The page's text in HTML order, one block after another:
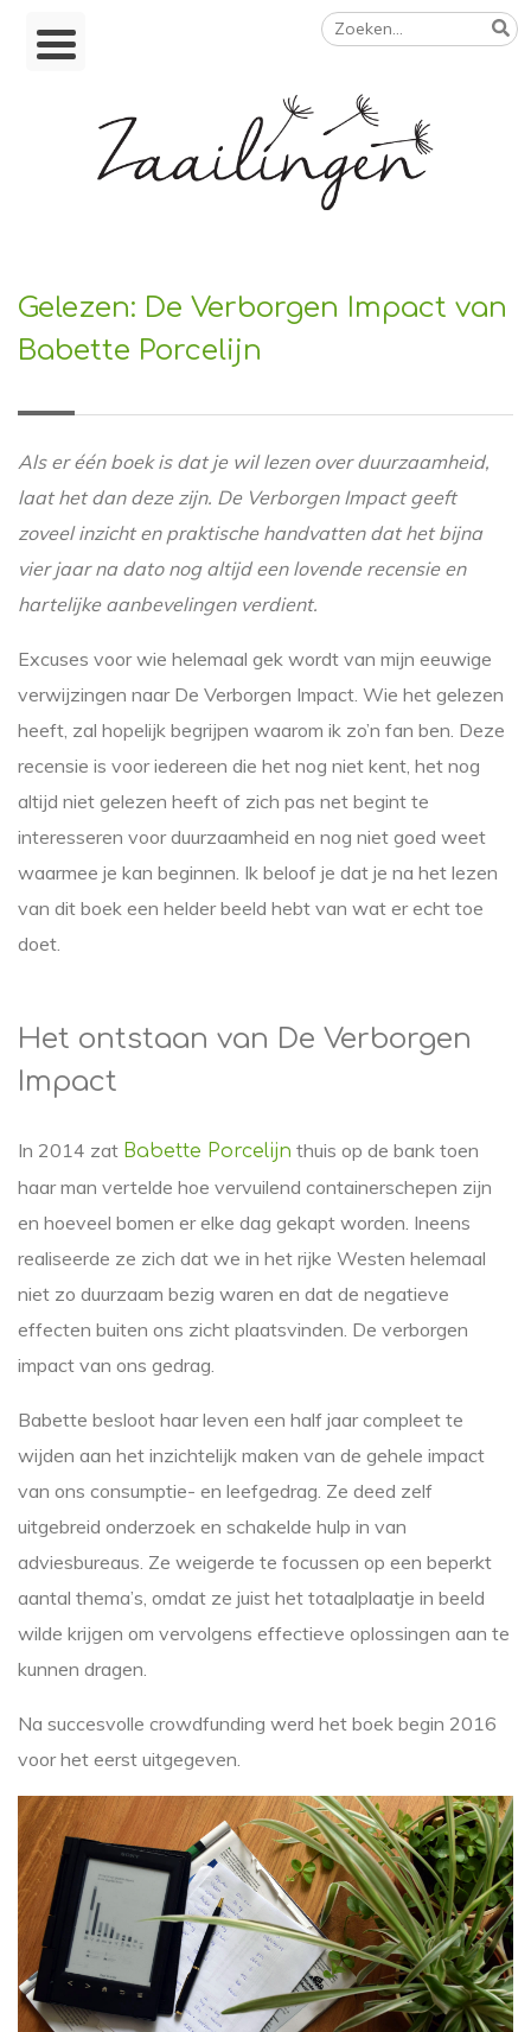
Skip
Zoeken
naar:
Gelezen: De Verborgen Impact van
Babette Porcelijn
Als er één boek is dat je wil lezen over duurzaamheid,
laat het dan deze zijn. De Verborgen Impact geeft
zoveel inzicht en praktische handvatten dat het bijna
vier jaar na dato nog altijd een lovende recensie en
hartelijke aanbevelingen verdient.
Excuses voor wie helemaal gek wordt van mijn eeuwige
verwijzingen naar De Verborgen Impact. Wie het gelezen
heeft, zal hopelijk begrijpen waarom ik zo’n fan ben. Deze
recensie is voor iedereen die het nog niet kent, het nog
altijd niet gelezen heeft of zich pas net begint te
interesseren voor duurzaamheid en nog niet goed weet
waarmee je kan beginnen. Ik beloof je dat je na het lezen
van dit boek een helder beeld hebt van wat er echt toe
doet.
Het ontstaan van De Verborgen
Impact
In 2014 zat Babette Porcelijn thuis op de bank toen
haar man vertelde hoe vervuilend containerschepen zijn
en hoeveel bomen er elke dag gekapt worden. Ineens
realiseerde ze zich dat we in het rijke Westen helemaal
niet zo duurzaam bezig waren en dat de negatieve
effecten buiten ons zicht plaatsvinden. De verborgen
impact van ons gedrag.
Babette besloot haar leven een half jaar compleet te
wijden aan het inzichtelijk maken van de gehele impact
van ons consumptie- en leefgedrag. Ze deed zelf
uitgebreid onderzoek en schakelde hulp in van
adviesbureaus. Ze weigerde te focussen op een beperkt
aantal thema’s, omdat ze juist het totaalplaatje in beeld
wilde krijgen om vervolgens effectieve oplossingen aan te
kunnen dragen.
Na succesvolle crowdfunding werd het boek begin 2016
voor het eerst uitgegeven.